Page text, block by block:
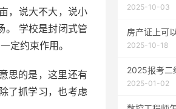
，说大不大，说小
。 学校是封闭式管
定约束作用。
思的是，这里还有
了抓学习，也考虑
2025-10-03
房产证上可
2025-10-18
2025报考二
2025-01-02